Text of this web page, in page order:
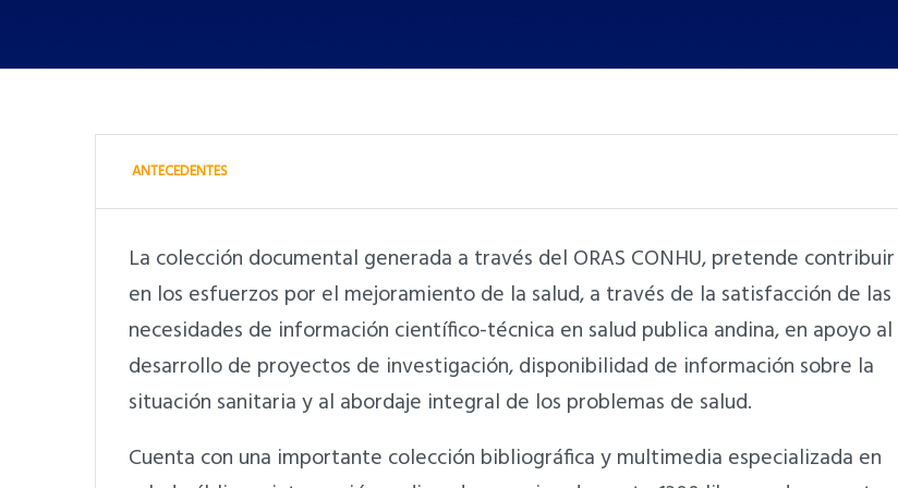
ANTECEDENTES
La colección documental generada a través del ORAS CONHU, pretende contribuir
en los esfuerzos por el mejoramiento de la salud, a través de la satisfacción de las
necesidades de información científico-técnica en salud publica andina, en apoyo al
desarrollo de proyectos de investigación, disponibilidad de información sobre la
situación sanitaria y al abordaje integral de los problemas de salud.
Cuenta con una importante colección bibliográfica y multimedia especializada en